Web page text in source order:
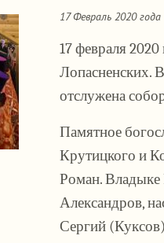
17 Февраль 2020 года
17 февраля
Лопасненских.
отслужена
Памятное
Крутицкого и
Роман. Владыке
Александров,
Сергий